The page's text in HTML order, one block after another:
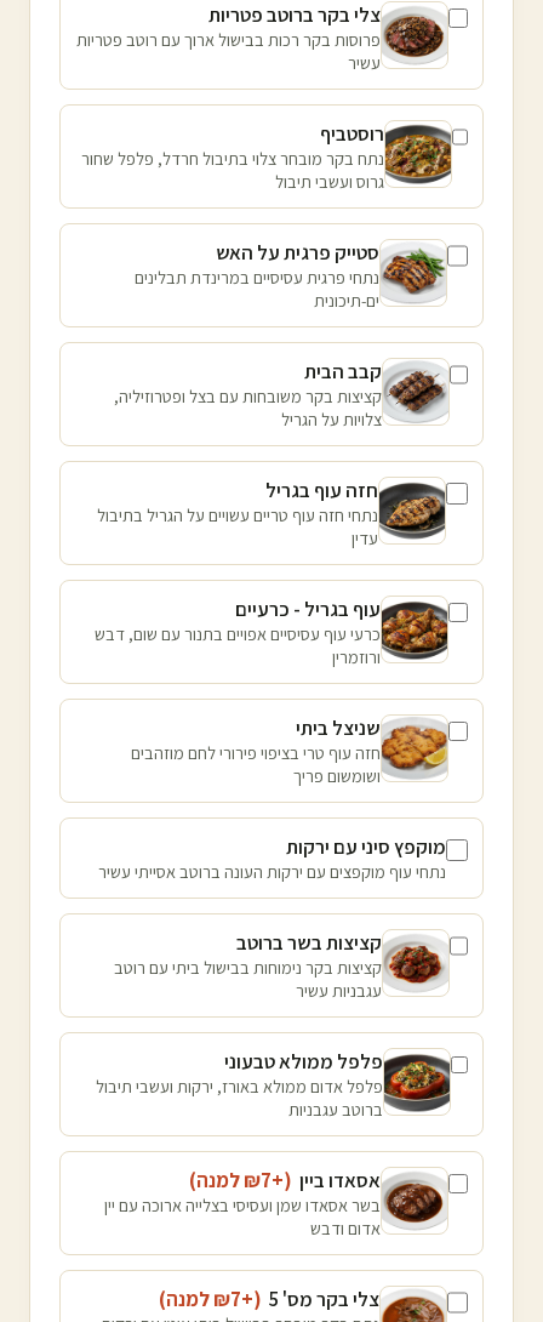
צלי בקר ברוטב פטריות
פרוסות בקר רכות בבישול ארוך עם רוטב פטריות
עשיר
רוסטביף
נתח בקר מובחר צלוי בתיבול חרדל, פלפל שחור
גרוס ועשבי תיבול
סטייק פרגית על האש
נתחי פרגית עסיסיים במרינדת תבלינים
ים-תיכונית
קבב הבית
קציצות בקר משובחות עם בצל ופטרוזיליה,
צלויות על הגריל
חזה עוף בגריל
נתחי חזה עוף טריים עשויים על הגריל בתיבול
עדין
עוף בגריל - כרעיים
כרעי עוף עסיסיים אפויים בתנור עם שום, דבש
ורוזמרין
שניצל ביתי
חזה עוף טרי בציפוי פירורי לחם מוזהבים
ושומשום פריך
מוקפץ סיני עם ירקות
נתחי עוף מוקפצים עם ירקות העונה ברוטב אסייתי עשיר
קציצות בשר ברוטב
קציצות בקר נימוחות בבישול ביתי עם רוטב
עגבניות עשיר
פלפל ממולא טבעוני
פלפל אדום ממולא באורז, ירקות ועשבי תיבול
ברוטב עגבניות
אסאדו ביין (+₪
7 למנה)
בשר אסאדו שמן ועסיסי בצלייה ארוכה עם יין
אדום ודבש
צלי בקר מס' 5 (+₪
7 למנה)